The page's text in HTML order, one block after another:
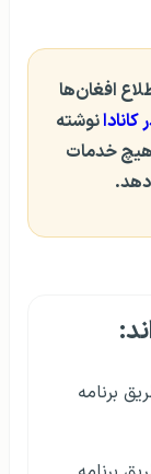
افغان‌ها
کانادانوشته
شده است و موسسه مهاجرتی GO2TR هیچ خدمات
برنامه‌